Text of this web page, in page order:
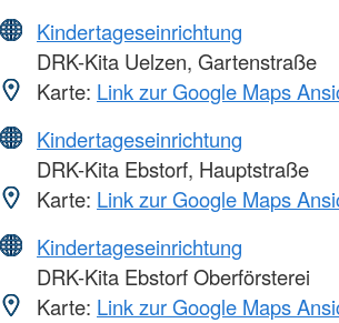
Kindertageseinrichtung
DRK-Kita Uelzen, Gartenstraße
Karte: Link zur Google Maps
Kindertageseinrichtung
DRK-Kita Ebstorf, Hauptstraße
Karte: Link zur Google Maps
Kindertageseinrichtung
DRK-Kita Ebstorf Oberförsterei
Karte: Link zur Google Maps